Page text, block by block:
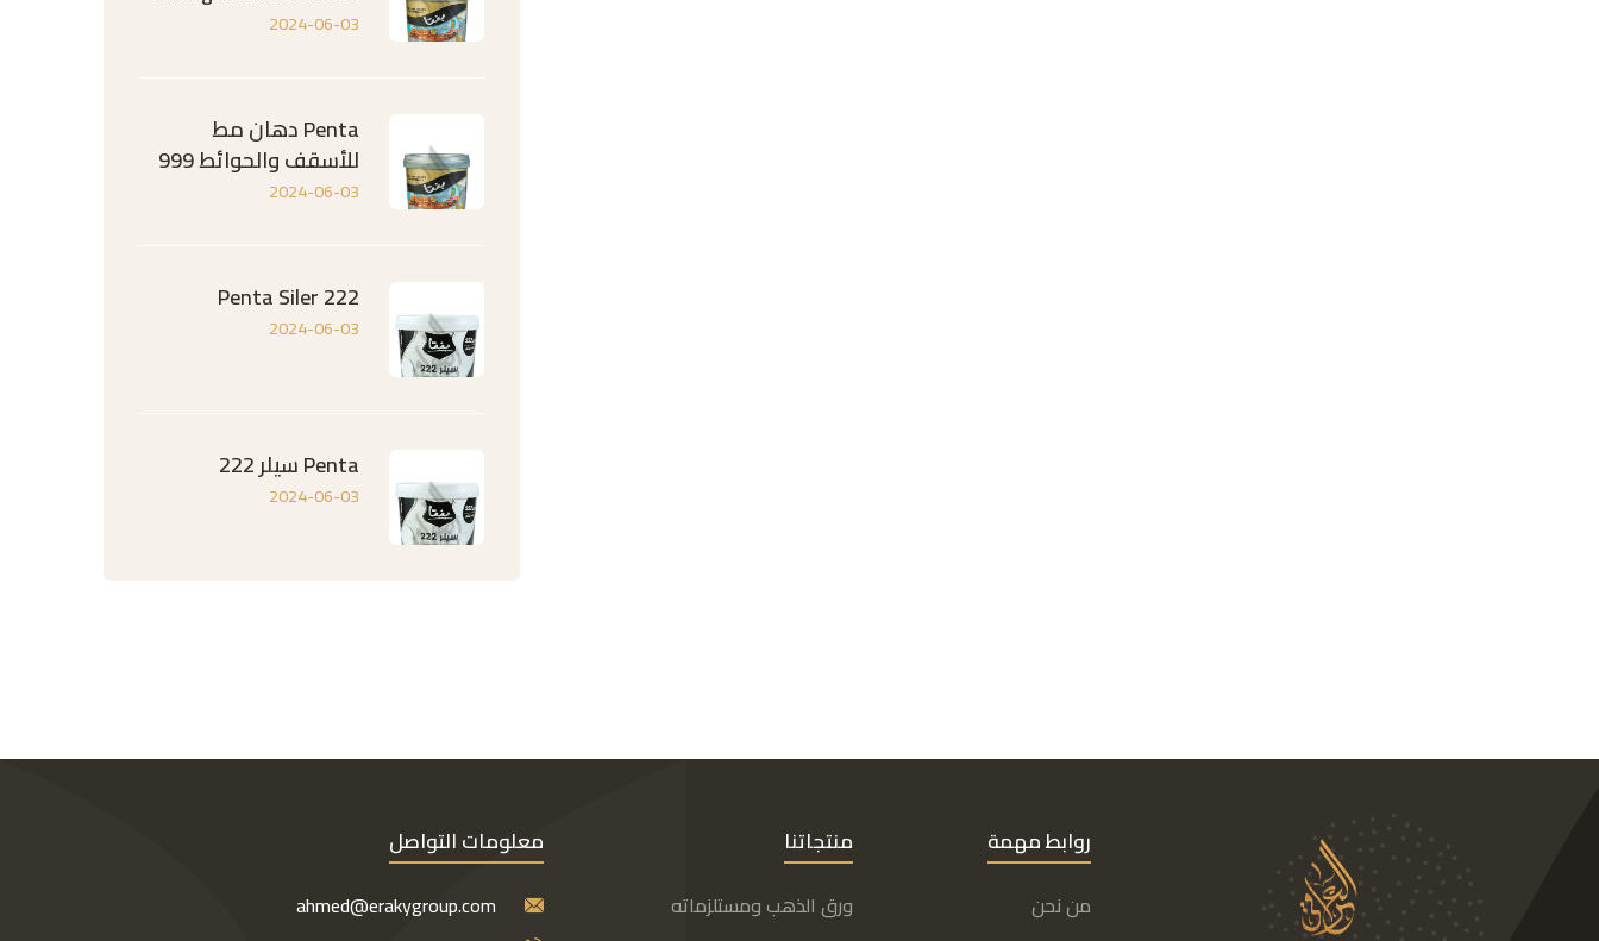
2024-06-03
Penta دهان مط
للأسقف والحوائط 999
2024-06-03
Penta Siler 222
2024-06-03
Penta سيلر 222
2024-06-03
روابط مهمة
من نحن
منتجاتنا
ورق الذهب ومستلزماته
معلومات التواصل
ahmed@erakygroup.com